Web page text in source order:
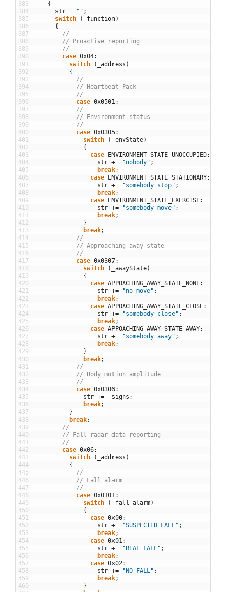
383
384
385
386
387
388
389
390
391
392
393
394
395
396
397
398
399
400
401
402
403
404
405
406
407
408
409
410
411
412
413
414
415
416
417
418
419
420
421
422
423
424
425
426
427
428
429
430
431
432
433
434
435
436
437
438
439
440
441
442
443
444
445
446
447
448
449
450
451
452
453
454
455
456
457
458
459
460
{
str = "" ;
switch
( _function)
{
//
// Proactive reporting
//
case 0x04:
switch
( _address )
{
//
// Heartbeat Pack
//
case 0x0501:
//
// Environment status
//
case 0x0305:
switch
( _envState)
{
case
ENVIRONMENT_STATE_UNOCCUPIED:
str += "nobody" ;
break;
case
ENVIRONMENT_STATE_STATIONARY:
str += "somebody stop" ;
break;
case
ENVIRONMENT_STATE_EXERCISE:
str += "somebody move" ;
break;
}
break;
//
// Approaching away state
//
case 0x0307:
switch
( _awayState)
{
case APPOACHING_AWAY_STATE_NONE:
str += "no move" ;
break;
case APPOACHING_AWAY_STATE_CLOSE:
str += "somebody close" ;
break;
case APPOACHING_AWAY_STATE_AWAY:
str += "somebody away" ;
break;
}
break;
//
// Body motion amplitude
//
case 0x0306:
str += _signs ;
break;
}
break;
//
// Fall radar data reporting
//
case 0x06:
switch
( _address )
{
//
// Fall alarm
//
case 0x0101:
switch
( _fall_alarm)
{
case 0x00:
str += "SUSPECTED FALL" ;
break;
case 0x01:
str += "REAL FALL" ;
break;
case 0x02:
str += "NO FALL" ;
break;
}